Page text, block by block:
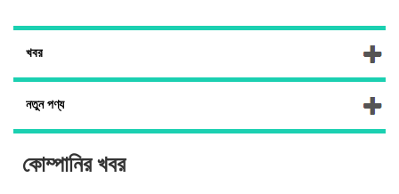
খবর
নতুন পণ্য
কোম্পানির খবর